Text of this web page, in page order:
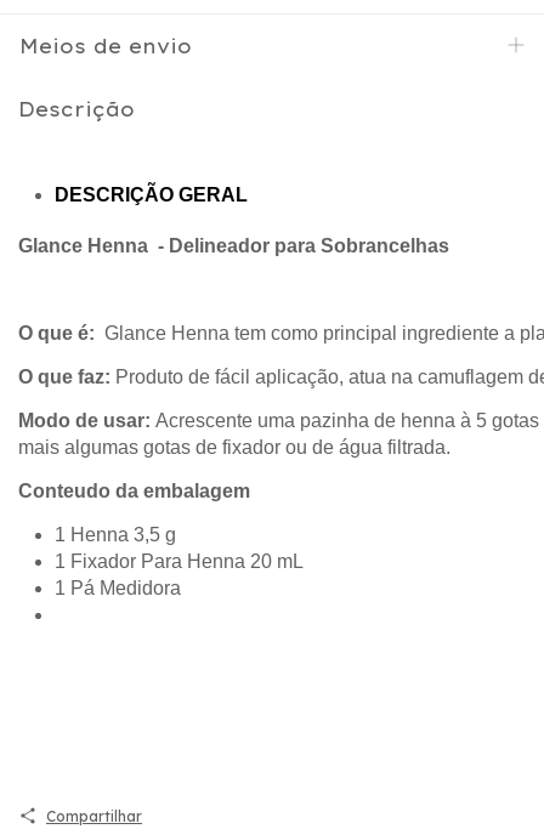
Meios de envio
Descrição
DESCRIÇÃO GERAL
Glance Henna - Delineador para Sobrancelhas
O que é: Glance Henna tem como principal ingrediente a
O que faz: Produto de fácil aplicação, atua na camuflagem
Modo de usar: Acrescente uma pazinha de henna à 5
mais algumas gotas de fixador ou de água filtrada.
Conteudo da embalagem
1 Henna 3,5 g
1 Fixador Para Henna 20 mL
1 Pá Medidora
Compartilhar